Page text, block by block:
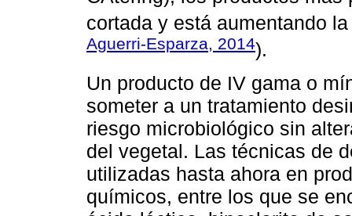
cortada y está aumentando
Aguerri-Esparza, 2014).
Un producto de IV gama o
someter a un tratamiento
riesgo microbiológico sin
del vegetal. Las técnicas de
utilizadas hasta ahora en
químicos, entre los que se